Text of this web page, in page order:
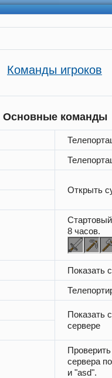
Команды игроков
Основные команды
Открыть
8 часов.
Показать
Показать
сервере
Проверить
сервера
и "asd".